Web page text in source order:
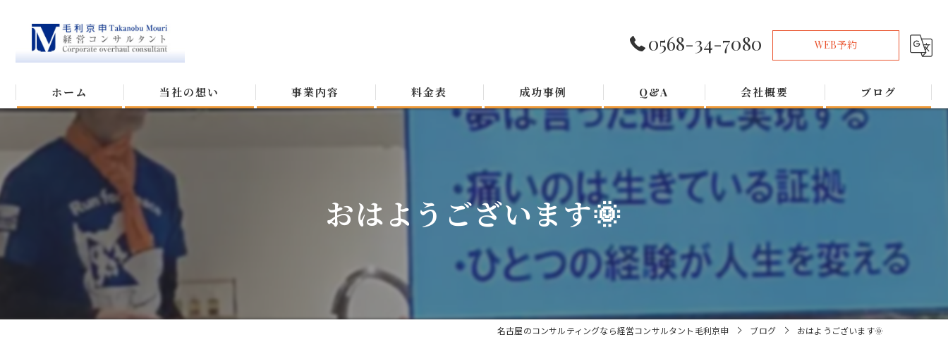
0568-34-7080 WEB予約
ホーム 当社の想い 事業内容 料金表 成功事例 Q&A 会社概要 ブログ
おはようございます🌞
名古屋のコンサルティングなら経営コンサルタント毛利京申 ブログ おはようございます🌞